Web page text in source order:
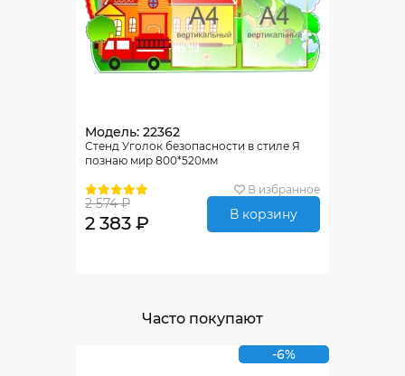
Модель: 22362
Стенд Уголок безопасности в стиле Я
познаю мир 800*520мм
В избранное
2 574 ₽
2 383 ₽ В корзину
Часто покупают
-6%